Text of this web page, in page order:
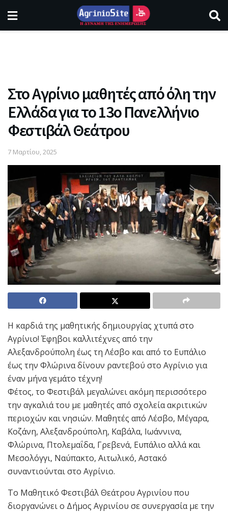
Στο Αγρίνιο μαθητές από όλη την
Ελλάδα για το 13ο Πανελλήνιο
Φεστιβάλ Θεάτρου
7 Μαρτίου, 2025
Η καρδιά της μαθητικής δημιουργίας χτυπά στο
Αγρίνιο! Έφηβοι καλλιτέχνες από την
Αλεξανδρούπολη έως τη Λέσβο και από το Ευπάλιο
έως την Φλώρινα δίνουν ραντεβού στο Αγρίνιο για
έναν μήνα γεμάτο τέχνη!
Φέτος, το Φεστιβάλ μεγαλώνει ακόμη περισσότερο
την αγκαλιά του με μαθητές από σχολεία ακριτικών
περιοχών και νησιών. Μαθητές από Λέσβο, Μέγαρα,
Κοζάνη, Αλεξανδρούπολη, Καβάλα, Ιωάννινα,
Φλώρινα, Πτολεμαΐδα, Γρεβενά, Ευπάλιο αλλά και
Μεσολόγγι, Ναύπακτο, Αιτωλικό, Αστακό
συναντιούνται στο Αγρίνιο.
Το Μαθητικό Φεστιβάλ Θεάτρου Αγρινίου που
διοργανώνει ο Δήμος Αγρινίου σε συνεργασία με την